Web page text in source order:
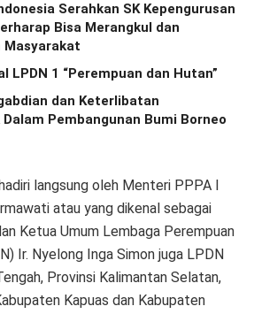
Serahkan SK Kepengurusan
Bisa Merangkul dan
Masyarakat
LPDN 1 “Perempuan dan Hutan”
dan Keterlibatan
Dalam Pembangunan Bumi Borneo
langsung oleh Menteri PPPA I
atau yang dikenal sebagai
Ketua Umum Lembaga Perempuan
Ir. Nyelong Inga Simon juga LPDN
Provinsi Kalimantan Selatan,
Kapuas dan Kabupaten